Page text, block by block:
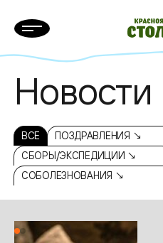
Новости
ВСЕ ПОЗДРАВЛЕНИЯ ↘
СБОРЫ/ЭКСПЕДИЦИИ ↘
СОБОЛЕЗНОВАНИЯ ↘